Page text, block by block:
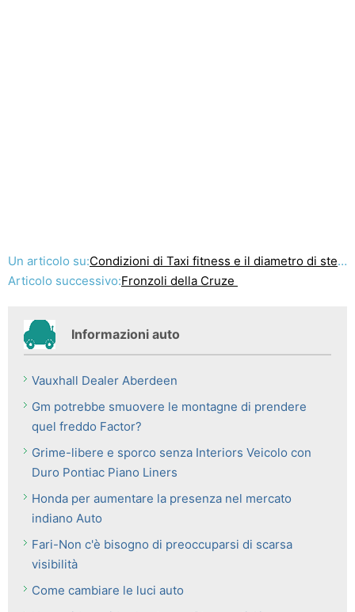
Un articolo su:Condizioni di Taxi fitness e il diametro di sterzata
Articolo successivo:Fronzoli della Cruze
Informazioni auto
Vauxhall Dealer Aberdeen
Gm potrebbe smuovere le montagne di prendere
quel freddo Factor?
Grime-libere e sporco senza Interiors Veicolo con
Duro Pontiac Piano Liners
Honda per aumentare la presenza nel mercato
indiano Auto
Fari-Non c'è bisogno di preoccuparsi di scarsa
visibilità
Come cambiare le luci auto